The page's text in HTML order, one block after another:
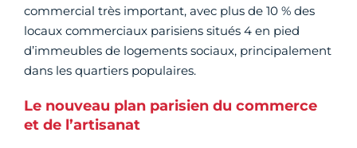
commercial très important, avec plus de 10 % des
locaux commerciaux parisiens situés 4 en pied
d’immeubles de logements sociaux, principalement
dans les quartiers populaires.
Le nouveau plan parisien du commerce
et de l’artisanat